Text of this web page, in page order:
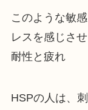
このような敏
レスを感じさ
耐性と疲れ
HSPの人は、